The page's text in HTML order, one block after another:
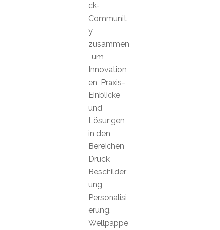
ck-
Communit
y
zusammen
, um
Innovation
en, Praxis-
Einblicke
und
Lösungen
in den
Bereichen
Druck,
Beschilder
ung,
Personalisi
erung,
Wellpappe